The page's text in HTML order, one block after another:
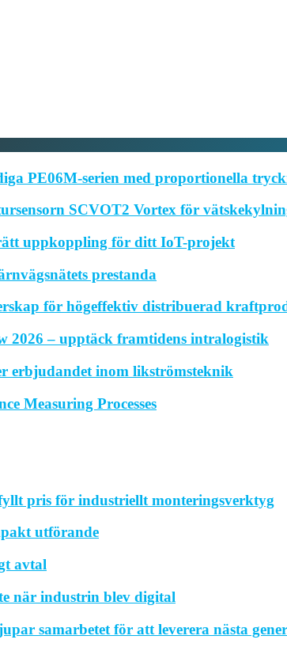
PE06M-serien med proportionella
SCVOT2 Vortex för
uppkoppling för ditt IoT-projekt
prestanda
för högeffektiv distribuerad
2026 – upptäck framtidens intralogistik
erbjudandet inom likströmsteknik
Measuring Processes
pris för industriellt monteringsverktyg
utförande
avtal
när industrin blev digital
samarbetet för att leverera nästa